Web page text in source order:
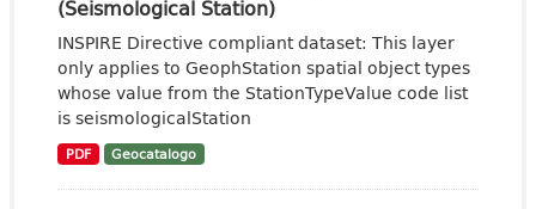
(Seismological Station)
INSPIRE Directive compliant dataset: This layer
only applies to GeophStation spatial object types
whose value from the StationTypeValue code list
is seismologicalStation
PDF Geocatalogo